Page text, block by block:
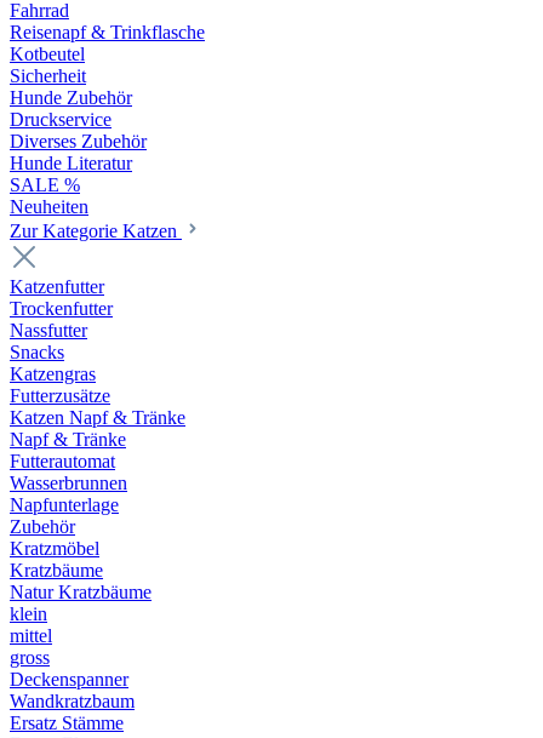
Fahrrad
Reisenapf & Trinkflasche
Kotbeutel
Sicherheit
Hunde Zubehör
Druckservice
Diverses Zubehör
Hunde Literatur
SALE %
Neuheiten
Zur Kategorie Katzen
Katzenfutter
Trockenfutter
Nassfutter
Snacks
Katzengras
Futterzusätze
Katzen Napf & Tränke
Napf & Tränke
Futterautomat
Wasserbrunnen
Napfunterlage
Zubehör
Kratzmöbel
Kratzbäume
Natur Kratzbäume
klein
mittel
gross
Deckenspanner
Wandkratzbaum
Ersatz Stämme